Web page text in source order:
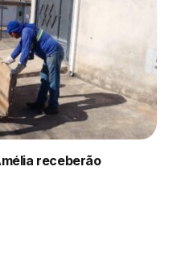
receberão